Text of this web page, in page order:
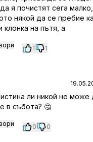
я почистят сега малко,
някой да се пребие
клонка на пътя, а
1 1
ли никой не може
в събота? 🤔
0 0